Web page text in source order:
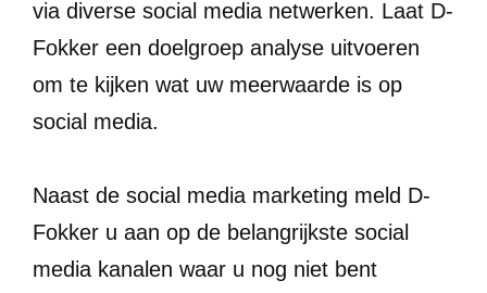
via diverse social media netwerken. Laat D-
Fokker een doelgroep analyse uitvoeren
om te kijken wat uw meerwaarde is op
social media.
Naast de social media marketing meld D-
Fokker u aan op de belangrijkste social
media kanalen waar u nog niet bent